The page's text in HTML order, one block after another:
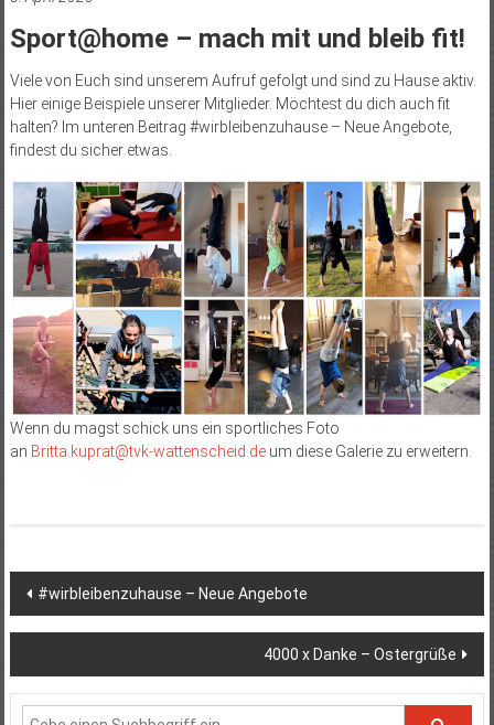
Sport@home – mach mit und bleib fit!
Viele von Euch sind unserem Aufruf gefolgt und sind zu Hause aktiv.
Hier einige Beispiele unserer Mitglieder. Möchtest du dich auch fit
halten? Im unteren Beitrag #wirbleibenzuhause – Neue Angebote,
findest du sicher etwas.
Wenn du magst schick uns ein sportliches Foto
an Britta.kuprat@tvk-wattenscheid.deum diese Galerie zu erweitern.
Beitragsnavigation
#wirbleibenzuhause – Neue Angebote
4000 x Danke – Ostergrüße